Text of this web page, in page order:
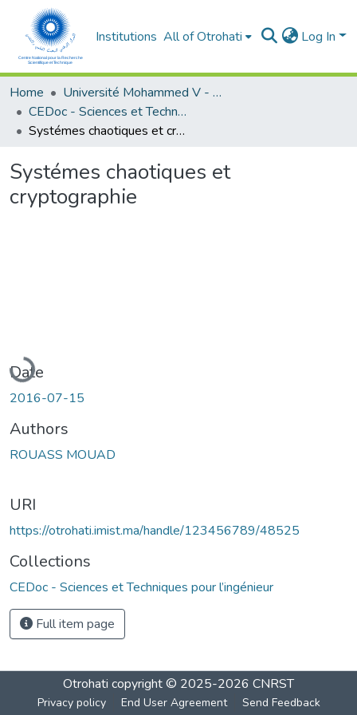
Institutions All of Otrohati Log In
Home
Université Mohammed V - Rabat
CEDoc - Sciences et Techniques pour l’ingénieur
Systémes chaotiques et cryptographie
Systémes chaotiques et
cryptographie
Loading...
Date
2016-07-15
Authors
ROUASS MOUAD
URI
https://otrohati.imist.ma/handle/123456789/48525
Collections
CEDoc - Sciences et Techniques pour l’ingénieur
Full item page
Otrohati copyright © 2025-2026 CNRST
Privacy policy End User Agreement Send Feedback